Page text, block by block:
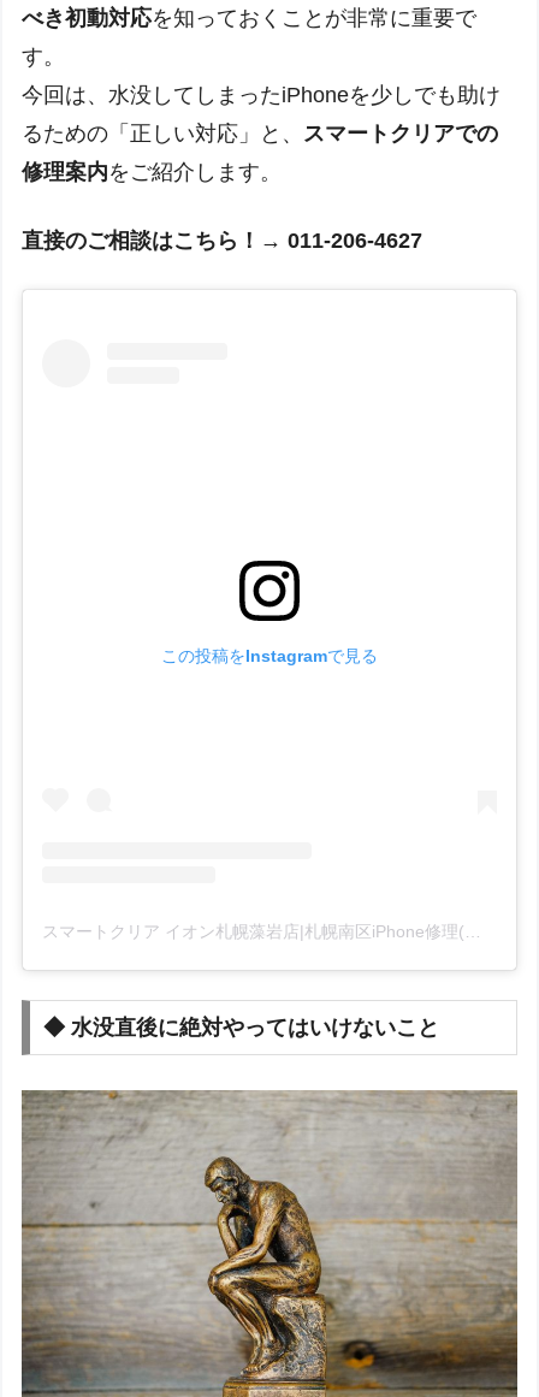
べき初動対応を知っておくことが非常に重要で
す。
今回は、水没してしまったiPhoneを少しでも助け
るための「正しい対応」と、 スマートクリアでの
修理案内をご紹介します。
直接のご相談はこちら！→ 011-206-4627
この投稿をInstagramで見る
◆ 水没直後に絶対やってはいけないこと